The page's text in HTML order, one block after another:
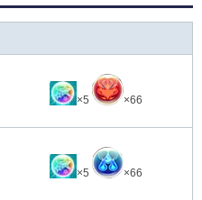
×5 ×66
×5 ×66